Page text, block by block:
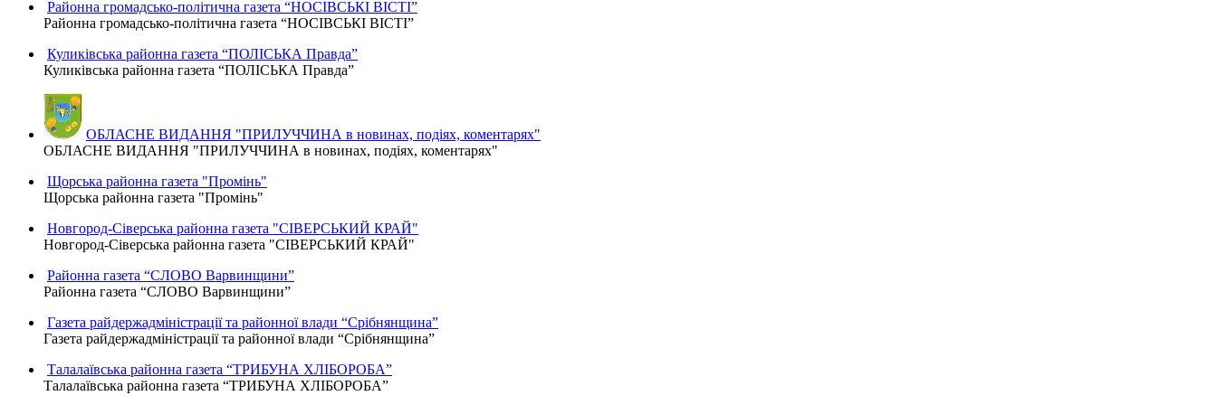
Районна громадсько-політична газета “НОСІВСЬКІ ВІСТІ”
Районна громадсько-політична газета “НОСІВСЬКІ ВІСТІ”
Куликівська районна газета “ПОЛІСЬКА Правда”
Куликівська районна газета “ПОЛІСЬКА Правда”
ОБЛАСНЕ ВИДАННЯ "ПРИЛУЧЧИНА в новинах, подіях, коментарях"
ОБЛАСНЕ ВИДАННЯ "ПРИЛУЧЧИНА в новинах, подіях, коментарях"
Щорська районна газета "Промінь"
Щорська районна газета "Промінь"
Новгород-Сіверська районна газета "СІВЕРСЬКИЙ КРАЙ"
Новгород-Сіверська районна газета "СІВЕРСЬКИЙ КРАЙ"
Районна газета “СЛОВО Варвинщини”
Районна газета “СЛОВО Варвинщини”
Газета райдержадміністрації та районної влади “Срібнянщина”
Газета райдержадміністрації та районної влади “Срібнянщина”
Талалаївська районна газета “ТРИБУНА ХЛІБОРОБА”
Талалаївська районна газета “ТРИБУНА ХЛІБОРОБА”